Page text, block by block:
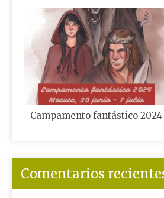
Campamento fantástico 2024
Comentarios